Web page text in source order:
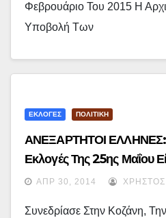
Φεβρουάριο Του 2015 Η
Υποβολή Των
ΕΚΛΟΓΕΣ ΠΟΛΙΤΙΚΗ
ΑΝΕΞΑΡΤΗΤΟΙ ΕΛΛΗΝΕΣ:
Εκλογές Της 25ης Μαΐου
Κρίσιμες…
ΑΠΡ 30, 2014
Συνεδρίασε Στην Κοζάνη,